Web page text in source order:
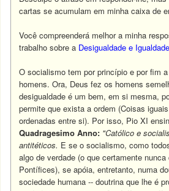
cartas se acumulam em minha caixa de
Você compreenderá melhor a minha
trabalho sobre a Desigualdade e
O socialismo tem por princípio e por fim
homens. Ora, Deus fez os homens
desigualdade é um bem, em si mesma,
permite que exista a ordem (Coisas
ordenadas entre si). Por isso, Pio XI
Quadragesimo Anno: "Católico e
antitéticos. E se o socialismo, como
algo de verdade (o que certamente
Pontífices), se apóia, entretanto, numa
sociedade humana -- doutrina que lhe é